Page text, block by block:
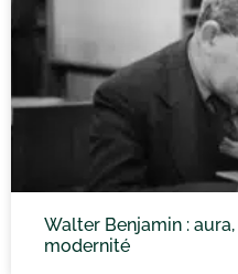
Walter Benjamin :
modernité